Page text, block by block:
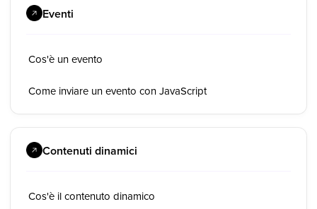
Eventi
Cos'è un evento
Come inviare un evento con JavaScript
Contenuti dinamici
Cos'è il contenuto dinamico